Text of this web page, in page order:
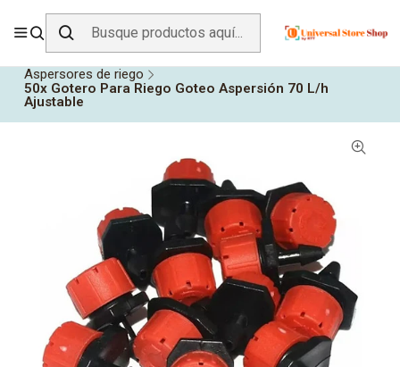
ENVÍO GRATIS SOBRE$19.990EN ZONA CENTRO
Aspersores de riego
50x Gotero Para Riego Goteo Aspersión 70 L/h
Ajustable